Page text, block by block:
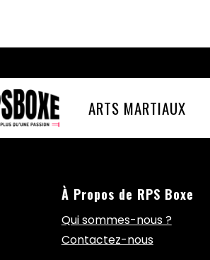
ARTS MARTIAUX
À Propos de RPS Boxe
Qui sommes-nous ?
Contactez-nous